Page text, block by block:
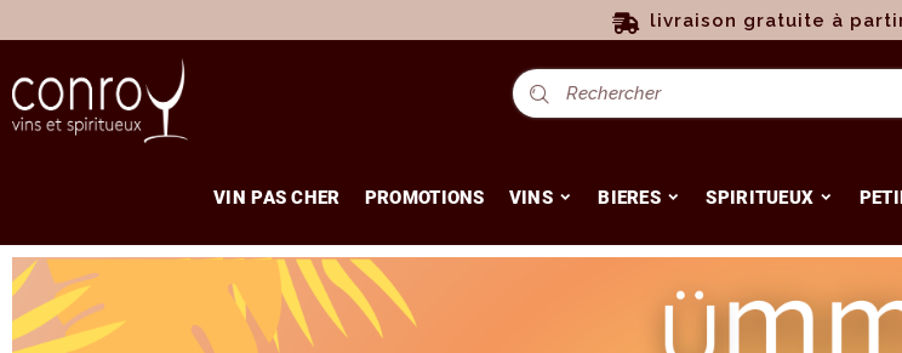
livraison gratuite à
VIN PAS CHER PROMOTIONS VINS BIERES SPIRITUEUX